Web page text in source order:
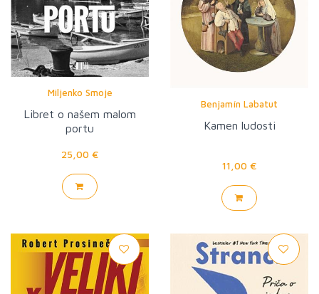
Miljenko Smoje
Libret o našem malom
portu
25,00 €
Benjamín Labatut
Kamen ludosti
11,00 €